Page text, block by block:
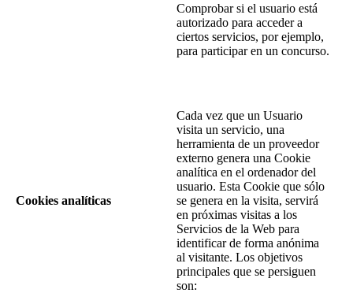
Comprobar si el usuario está
autorizado para acceder a
ciertos servicios, por ejemplo,
para participar en un concurso.
Cookies analíticas
Cada vez que un Usuario
visita un servicio, una
herramienta de un proveedor
externo genera una Cookie
analítica en el ordenador del
usuario. Esta Cookie que sólo
se genera en la visita, servirá
en próximas visitas a los
Servicios de la Web para
identificar de forma anónima
al visitante. Los objetivos
principales que se persiguen
son: